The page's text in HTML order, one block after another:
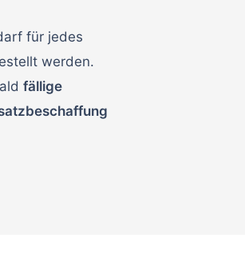
für jedes
werden.
fällige